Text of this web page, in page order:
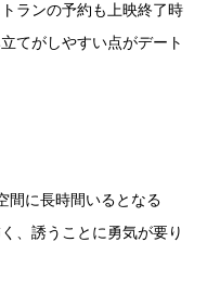
ランの予約も上映終了時
てがしやすい点がデート
間に長時間いるとなる
、誘うことに勇気が要り